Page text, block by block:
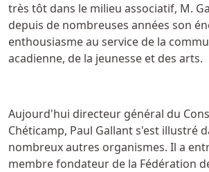
très tôt dans le milieu associatif, M.
depuis de nombreuses années son
enthousiasme au service de la
acadienne, de la jeunesse et des arts.
Aujourd'hui directeur général du
Chéticamp, Paul Gallant s'est illustré
nombreux autres organismes. Il a
membre fondateur de la Fédération